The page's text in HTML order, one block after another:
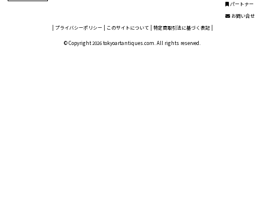
パートナー
お問い合せ
プライバシーポリシー このサイトについて 特定商取引法に基づく表記|
© Copyright 2026 tokyoartantiques.com. All rights reserved.